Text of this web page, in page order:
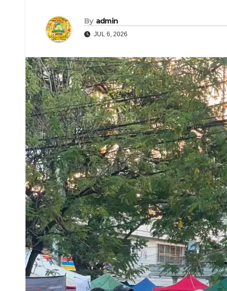
By admin
JUL 6, 2026